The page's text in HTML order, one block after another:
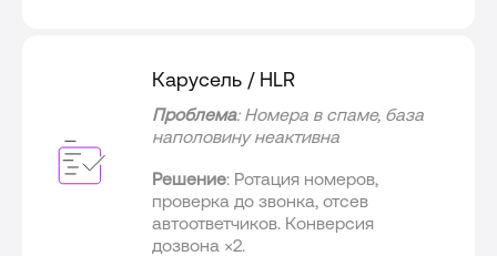
Карусель / HLR
Проблема: Номера в спаме, база
наполовину неактивна
Решение: Ротация номеров,
проверка до звонка, отсев
автоответчиков. Конверсия
дозвона ×2.